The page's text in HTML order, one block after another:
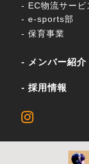
- EC物流サービ
- e-sports部
- 保育事業
- メンバー紹介
- 採用情報